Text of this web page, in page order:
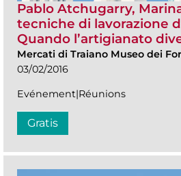
Pablo Atchugarry,
tecniche di lavorazione
Quando l’artigianato
Mercati di Traiano Museo dei
03/02/2016
Evénement|Réunions
Gratis